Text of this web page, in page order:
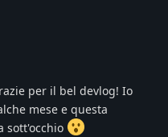
per il bel devlog! Io
mese e questa
sott'occhio